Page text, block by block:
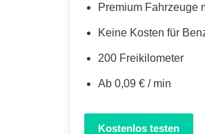
Premium Fahrzeuge
Keine Kosten für
200 Freikilometer
Ab 0,09 € / min
Kostenlos testen